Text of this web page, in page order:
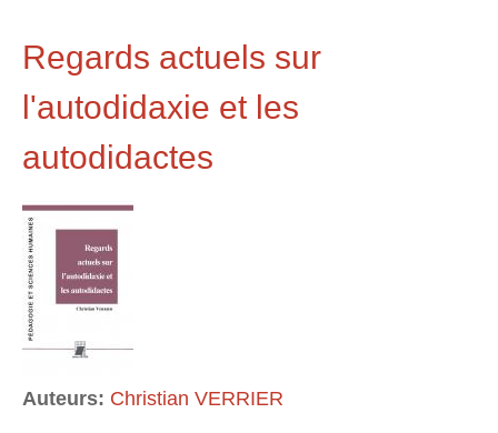
Regards actuels sur
l'autodidaxie et les
autodidactes
Auteurs: Christian VERRIER